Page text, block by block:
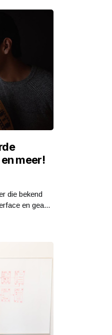
meer!
die bekend
en gea...